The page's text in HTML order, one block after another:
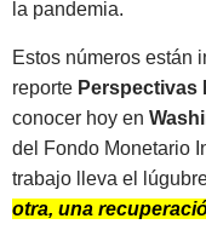
la pandemia.
Estos números están
reporte Perspectivas
conocer hoy en
del Fondo Monetario
trabajo lleva el
otra, una